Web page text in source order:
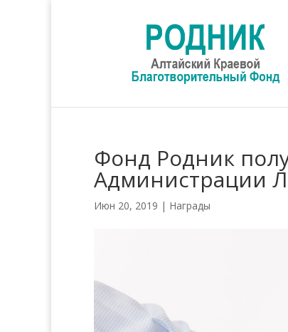
Фонд Родник
Администрации
Июн 20, 2019 | Награды